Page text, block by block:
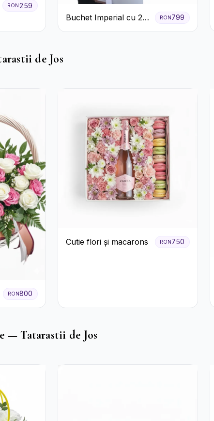
RON 259
Buchet Imperial cu 25
Trandafiri
RON799
de Jos
RON800
Cutie flori și macarons RON750
— Tatarastii de Jos